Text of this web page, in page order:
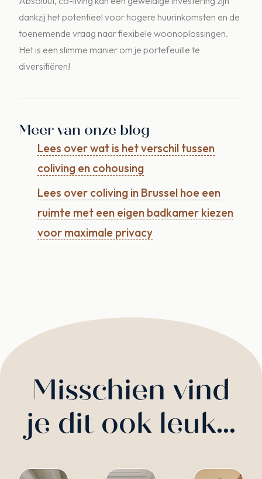
dankzij het potentieel voor hogere huurinkomsten en de
toenemende vraag naar flexibele woonoplossingen.
Het is een slimme manier om je portefeuille te
diversifiëren!
Meer van onze blog
Lees over wat is het verschil tussen
coliving en cohousing
Lees over coliving in Brussel hoe een
ruimte met een eigen badkamer kiezen
voor maximale privacy
Misschien vind
je dit ook leuk…